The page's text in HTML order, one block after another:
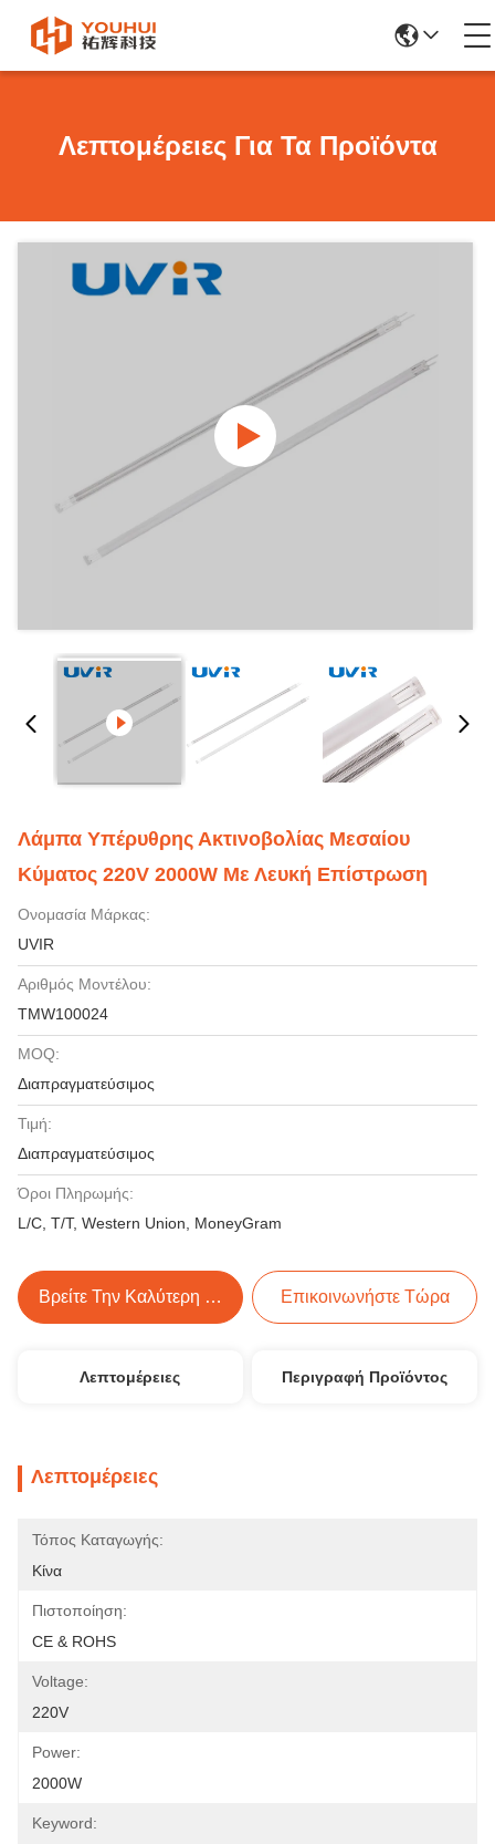
Λεπτομέρειες Για Τα Προϊόντα
Λάμπα Υπέρυθρης Ακτινοβολίας Μεσαίου
Κύματος 220V 2000W Με Λευκή Επίστρωση
Ονομασία Μάρκας:
UVIR
Αριθμός Μοντέλου:
TMW100024
MOQ:
Διαπραγματεύσιμος
Τιμή:
Διαπραγματεύσιμος
Όροι Πληρωμής:
L/C, T/T, Western Union, MoneyGram
Βρείτε Την Καλύτερη Τιμή Επικοινωνήστε Τώρα
Λεπτομέρειες Περιγραφή Προϊόντος
Λεπτομέρειες
Τόπος Καταγωγής:
Κίνα
Πιστοποίηση:
CE & ROHS
Voltage:
220V
Power:
2000W
Keyword: